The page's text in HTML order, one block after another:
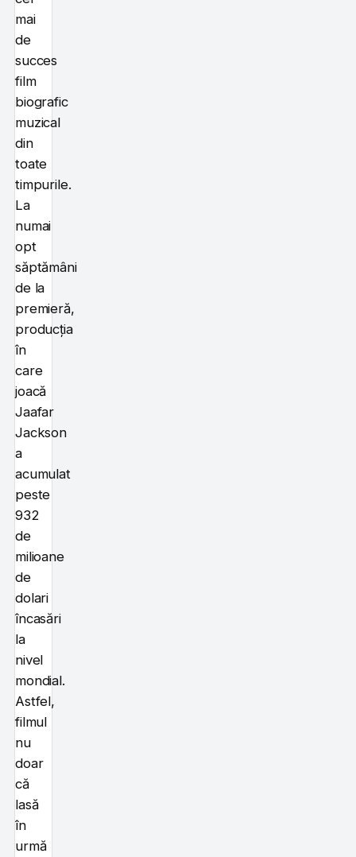
mai
de
succes
film
biografic
muzical
din
toate
timpurile.
La
numai
opt
săptămâni
de la
premieră,
producția
în
care
joacă
Jaafar
Jackson
a
acumulat
peste
932
de
milioane
de
dolari
încasări
la
nivel
mondial.
Astfel,
filmul
nu
doar
că
lasă
în
urmă